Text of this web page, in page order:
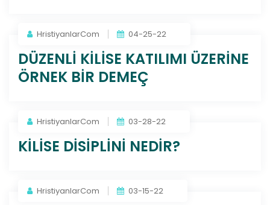
HristiyanlarCom 04-25-22
DÜZENLİ KİLİSE KATILIMI ÜZERİNE
ÖRNEK BİR DEMEÇ
HristiyanlarCom 03-28-22
KİLİSE DİSİPLİNİ NEDİR?
HristiyanlarCom 03-15-22